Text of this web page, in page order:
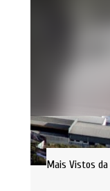
Mais Vistos da